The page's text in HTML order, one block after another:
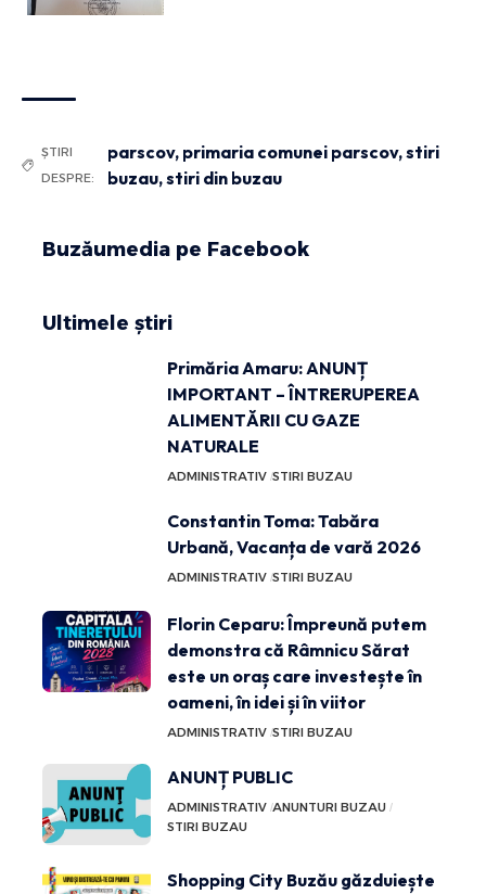
ȘTIRI
DESPRE:
parscov, primaria comunei parscov,stiri
buzau,stiri din buzau
Buzăumedia pe Facebook
Ultimele știri
Primăria Amaru: ANUNȚ
IMPORTANT – ÎNTRERUPEREA
ALIMENTĂRII CU GAZE
NATURALE
ADMINISTRATIV STIRI BUZAU
Constantin Toma: Tabăra
Urbană, Vacanța de vară 2026
ADMINISTRATIV STIRI BUZAU
Florin Ceparu: Împreună putem
demonstra că Râmnicu Sărat
este un oraș care investește în
oameni, în idei și în viitor
ADMINISTRATIV STIRI BUZAU
ANUNȚ PUBLIC
ADMINISTRATIV ANUNTURI BUZAU
STIRI BUZAU
Shopping City Buzău găzduiește